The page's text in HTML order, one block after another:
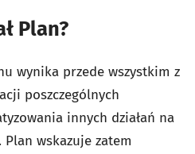
Plan?
wynika przede wszystkim z
poszczególnych
innych działań na
wskazuje zatem